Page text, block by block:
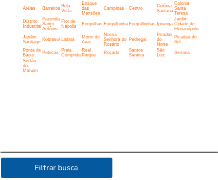
Filtrar busca
Areias Barreiros Bela
Vista
Bosque
das
Mansões
Campinas Centro
Colônia
Santana
Colonia
Santa
Teresa
Distrito
Industrial
Fazenda
Santo
Antônio
Flor de
Nápolis
Forquilhas Forquilhinha Forquilhinhas Ipiranga
Jardim
Cidade de
Florianópolis
Jardim
Santiago Kobrasol Lisboa
Morro do
Avai
Nossa
Senhora do
Rosário
Pedregal
Picadas
do
Norte
Picadas do
Sul
Ponta de
Baixo
Potecas
Praia
Comprida
Real
Parque
Roçado
Santos
Saraiva
São
Luiz
Serraria
Sertão
do
Maruim